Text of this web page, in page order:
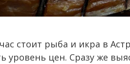
стоит рыба и икра в
уровень цен. Сразу же